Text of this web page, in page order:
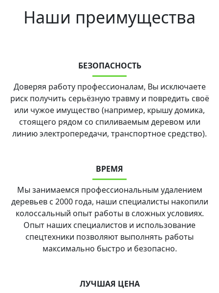
Наши преимущества
БЕЗОПАСНОСТЬ
Доверяя работу профессионалам, Вы исключаете
риск получить серьёзную травму и повредить своё
или чужое имущество (например, крышу домика,
стоящего рядом со спиливаемым деревом или
линию электропередачи, транспортное средство).
ВРЕМЯ
Мы занимаемся профессиональным удалением
деревьев с 2000 года, наши специалисты накопили
колоссальный опыт работы в сложных условиях.
Опыт наших специалистов и использование
спецтехники позволяют выполнять работы
максимально быстро и безопасно.
ЛУЧШАЯ ЦЕНА